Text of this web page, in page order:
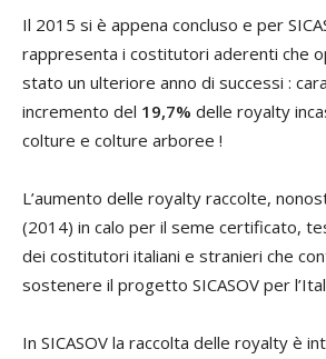
Il 2015 si è appena concluso e per
rappresenta i costitutori aderenti che
stato un ulteriore anno di successi :
incremento del 19,7% delle royalty
colture e colture arboree !
L’aumento delle royalty raccolte,
(2014) in calo per il seme certificato,
dei costitutori italiani e stranieri che
sostenere il progetto SICASOV per
In SICASOV la raccolta delle royalty è